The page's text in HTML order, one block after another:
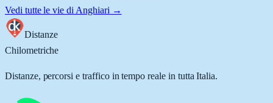
Vedi tutte le vie di Anghiari →
Distanze
Chilometriche
Distanze, percorsi e traffico in tempo reale in tutta Italia.